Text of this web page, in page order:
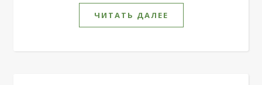
ЧИТАТЬ ДАЛЕЕ